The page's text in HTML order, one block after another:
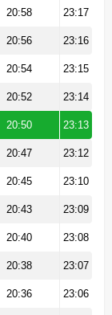
20:58 23:17
20:56 23:16
20:54 23:15
20:52 23:14
20:50 23:13
20:47 23:12
20:45 23:10
20:43 23:09
20:40 23:08
20:38 23:07
20:36 23:06